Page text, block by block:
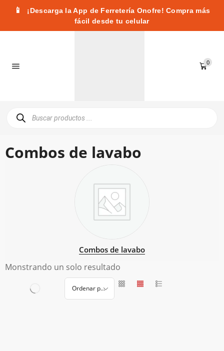
📱
¡Descarga la App de Ferretería Onofre! Compra más
fácil desde tu celular
0
Combos de lavabo
Combos de lavabo
Monstrando un solo resultado